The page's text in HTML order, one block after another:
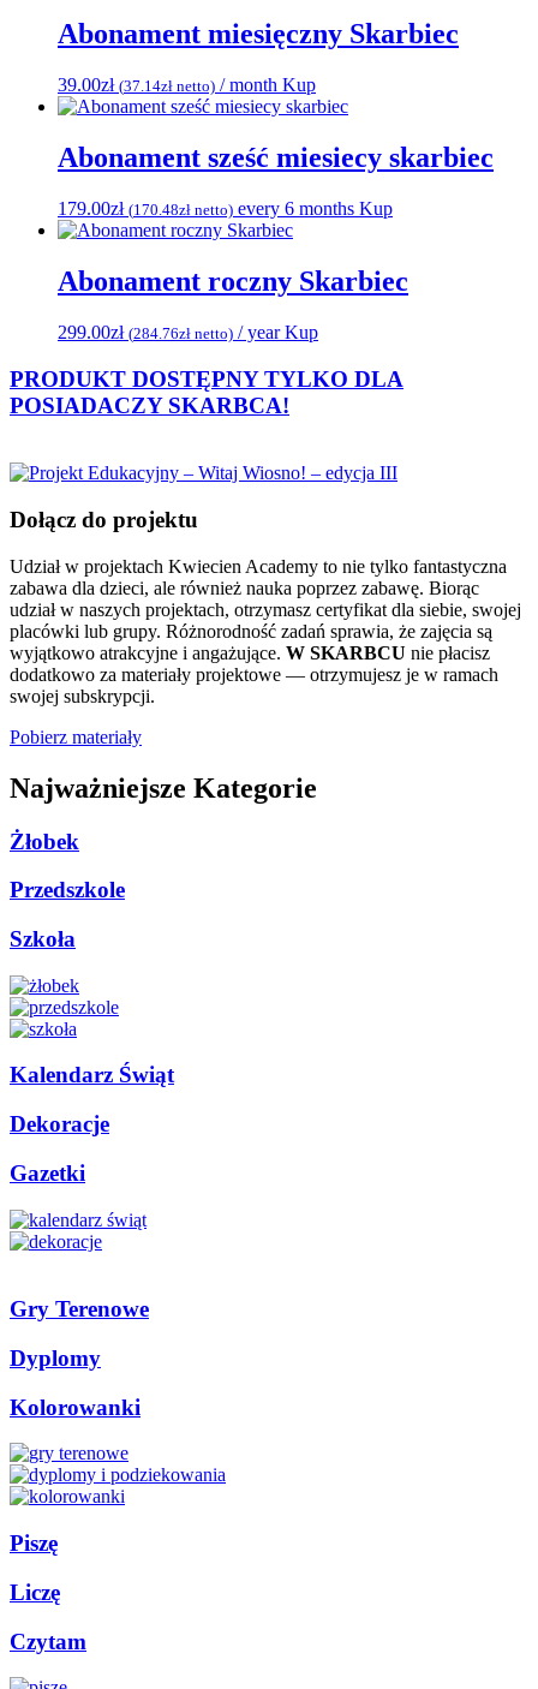
Abonament miesięczny Skarbiec
39.00zł (37.14zł netto) / month Kup
Abonament sześć miesiecy skarbiec
179.00zł (170.48zł netto) every 6 months Kup
Abonament roczny Skarbiec
299.00zł (284.76zł netto) / year Kup
PRODUKT DOSTĘPNY TYLKO DLA
POSIADACZY SKARBCA!
Dołącz do projektu
Udział w projektach Kwiecien Academy to nie tylko fantastyczna
zabawa dla dzieci, ale również nauka poprzez zabawę. Biorąc
udział w naszych projektach, otrzymasz certyfikat dla siebie, swojej
placówki lub grupy. Różnorodność zadań sprawia, że zajęcia są
wyjątkowo atrakcyjne i angażujące. W SKARBCU nie płacisz
dodatkowo za materiały projektowe — otrzymujesz je w ramach
swojej subskrypcji.
Pobierz materiały
Najważniejsze Kategorie
Żłobek
Przedszkole
Szkoła
Kalendarz Świąt
Dekoracje
Gazetki
Gry Terenowe
Dyplomy
Kolorowanki
Piszę
Liczę
Czytam